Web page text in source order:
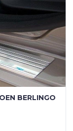
BERLINGO